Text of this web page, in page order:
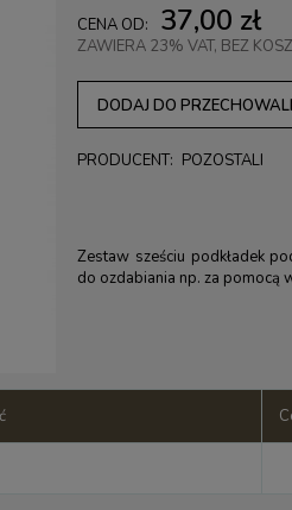
CENA OD: 37,00 zł
ZAWIERA 23% VAT, BEZ
DODAJ DO
PRODUCENT: POZOSTALI
Zestaw sześciu podkładek
do ozdabiania np. za pomocą